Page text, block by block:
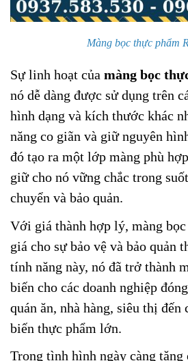
Màng bọc thực phẩm
Sự linh hoạt của màng bọc
nó dễ dàng được sử dụng trên
hình dạng và kích thước khác
năng co giãn và giữ nguyên
đó tạo ra một lớp màng phù
giữ cho nó vững chắc trong
chuyển và bảo quản.
Với giá thành hợp lý, màng
giá cho sự bảo vệ và bảo quản
tính năng này, nó đã trở thành
biến cho các doanh nghiệp
quán ăn, nhà hàng, siêu thị đến
biến thực phẩm lớn.
Trong tình hình ngày càng tăng